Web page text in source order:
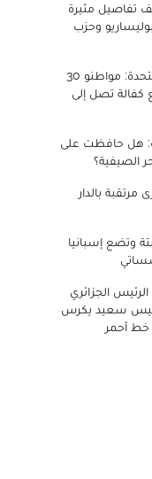
تفاصيل مثيرة
وحزب
تأشيرة الدخول للولايات المتحدة: مواطنو 30
كفالة تصل إلى
هل حافظت على
الصيفية؟
بالدار
وتضع إسبانيا
الجزائري
سعيد يكرس
خط أحمر